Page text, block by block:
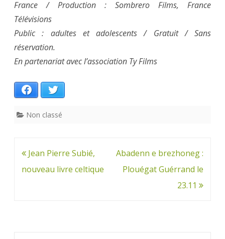
France / Production : Sombrero Films, France
Télévisions
Public : adultes et adolescents / Gratuit / Sans
réservation.
En partenariat avec l’association Ty Films
Facebook
Non classé
Navigation
de
Jean Pierre Subié,
nouveau livre celtique
Abadenn e brezhoneg :
Plouégat Guérrand le
23.11